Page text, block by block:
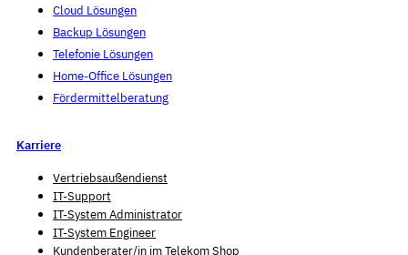
Cloud Lösungen
Backup Lösungen
Telefonie Lösungen
Home-Office Lösungen
Fördermittelberatung
Karriere
Vertriebsaußendienst
IT-Support
IT-System Administrator
IT-System Engineer
Kunden­berater/in im Telekom Shop